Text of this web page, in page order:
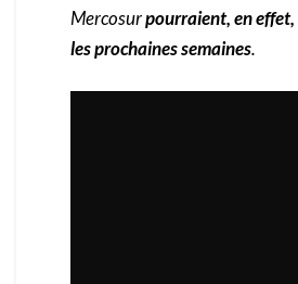
Mercosurpourraient, en
les prochaines semaines.